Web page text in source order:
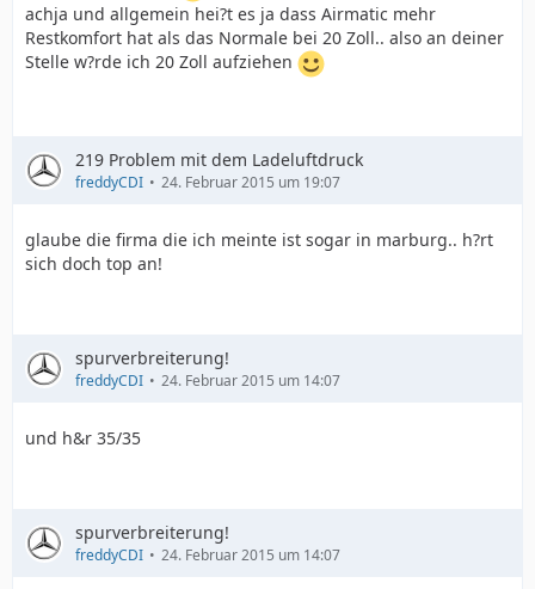
achja und allgemein hei?t es ja dass Airmatic mehr
Restkomfort hat als das Normale bei 20 Zoll.. also an deiner
Stelle w?rde ich 20 Zoll aufziehen
219 Problem mit dem Ladeluftdruck
freddyCDI 24. Februar 2015 um 19:07
glaube die firma die ich meinte ist sogar in marburg.. h?rt
sich doch top an!
spurverbreiterung!
freddyCDI 24. Februar 2015 um 14:07
und h&r 35/35
spurverbreiterung!
freddyCDI 24. Februar 2015 um 14:07